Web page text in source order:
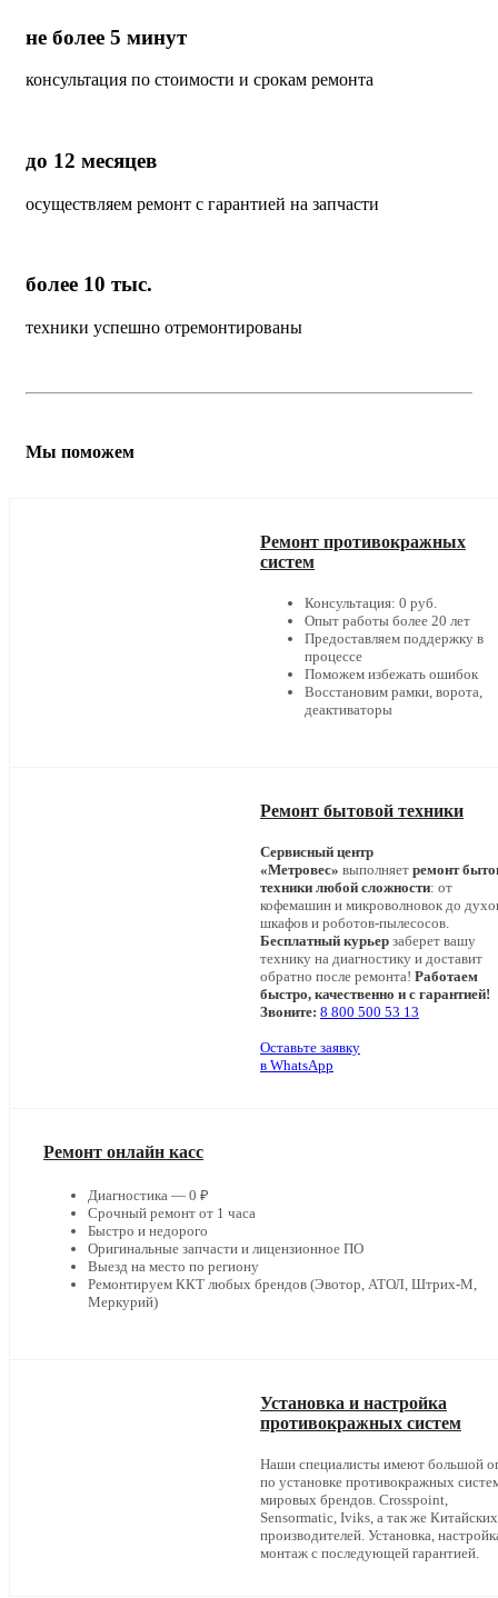
не более 5 минут
консультация по стоимости и срокам ремонта
до 12 месяцев
осуществляем ремонт с гарантией на запчасти
более 10 тыс.
техники успешно отремонтированы
Мы поможем
Ремонт противокражных
систем
Консультация: 0 руб.
Опыт работы более 20 лет
Предоставляем поддержку в
процессе
Поможем избежать ошибок
Восстановим рамки, ворота,
деактиваторы
Ремонт бытовой техники
Сервисный центр
«Метровес» выполняет ремонт
техники любой сложности: от
кофемашин и микроволновок до
шкафов и роботов-пылесосов.
Бесплатный курьер заберет вашу
технику на диагностику и доставит
обратно после ремонта! Работаем
быстро, качественно и с гарантией!
Звоните: 8 800 500 53 13
Оставьте заявку
в WhatsApp
Ремонт онлайн касс
Диагностика — 0 ₽
Срочный ремонт от 1 часа
Быстро и недорого
Оригинальные запчасти и лицензионное ПО
Выезд на место по региону
Ремонтируем ККТ любых брендов (Эвотор, АТОЛ, Штрих-М,
Меркурий)
Установка и настройка
противокражных систем
Наши специалисты имеют большой
по установке противокражных
мировых брендов. Crosspoint,
Sensormatic, Iviks, а так же Китайских
производителей. Установка,
монтаж с последующей гарантией.